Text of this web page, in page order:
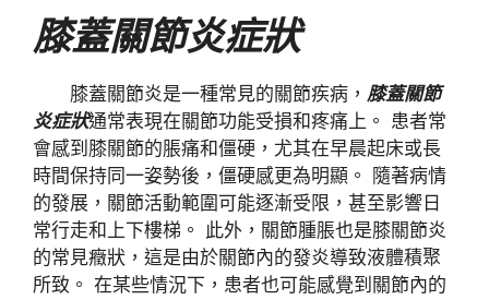
膝蓋關節炎症狀
膝蓋關節炎是一種常見的關節疾病， 膝蓋關節
炎症狀通常表現在關節功能受損和疼痛上。 患者常
會感到膝關節的脹痛和僵硬，尤其在早晨起床或長
時間保持同一姿勢後，僵硬感更為明顯。 隨著病情
的發展，關節活動範圍可能逐漸受限，甚至影響日
常行走和上下樓梯。 此外，關節腫脹也是膝關節炎
的常見癥狀，這是由於關節內的發炎導致液體積聚
所致。 在某些情況下，患者也可能感覺到關節內的